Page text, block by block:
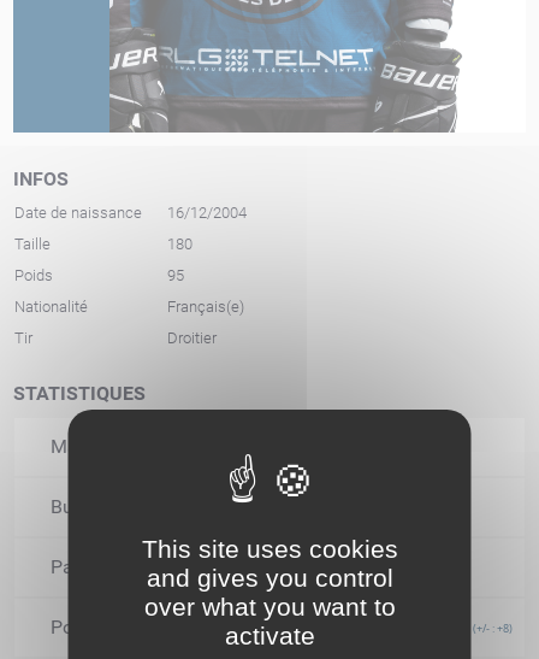
INFOS
Date de naissance
16/12/2004
Taille
180
Poids
95
Nationalité
Français(e)
Tir
Droitier
STATISTIQUES
Matchs joués
Buts
Passes décisives
Points (+/- : +8)
This site uses cookies
and gives you control
over what you want to
activate